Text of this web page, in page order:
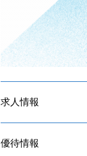
求人情報
優待情報